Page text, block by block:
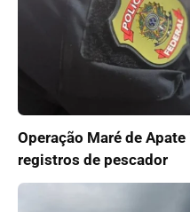
Operação Maré de
registros de pescador